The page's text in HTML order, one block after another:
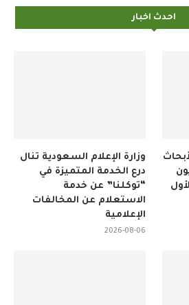
احدث اخبار
وزارة الإعلام السعودية تنال
درع الخدمة المتميزة في
“توكلنا” عن خدمة
الاستعلام عن المخالفات
الإعلامية
2026-08-06
مليون